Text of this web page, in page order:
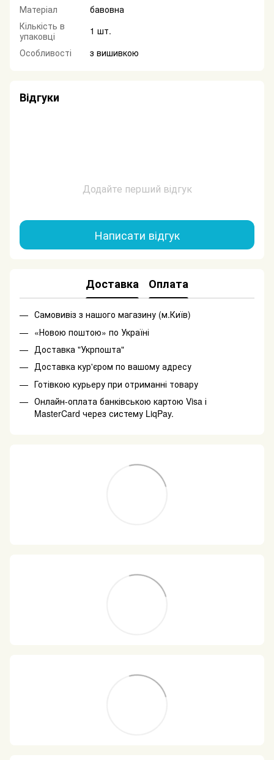
Матеріал
бавовна
Кількість в
упаковці
1 шт.
Особливості
з вишивкою
Відгуки
Додайте перший відгук
Написати відгук
Доставка Оплата
Самовивіз з нашого магазину (м.Київ)
«Новою поштою» по Україні
Доставка "Укрпошта"
Доставка кур'єром по вашому адресу
Готівкою курьеру при отриманні товару
Онлайн-оплата банківською картою Visa і
MasterCard через систему LiqPay.